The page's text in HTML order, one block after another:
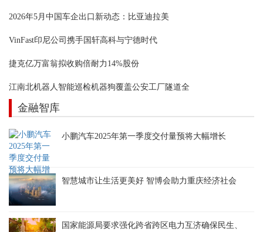
2026年5月中国车企出口新动态：比亚迪拉美
VinFast印尼公司携手国轩高科与宁德时代
捷克亿万富翁拟收购倍耐力14%股份
江南北机器人智能巡检机器狗覆盖公安工厂隧道全
金融智库
小鹏汽车2025年第一季度交付量预将大幅增长
智慧城市让生活更美好 智博会助力重庆经济社会
国家能源局要求强化跨省跨区电力互济确保民生、